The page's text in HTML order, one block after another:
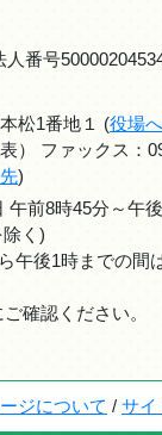
人番号
松1番地１ (役場
表） ファックス：
)
午前8時45分～午
く)
午後1時までの間
確認ください。
ジについて / サイ